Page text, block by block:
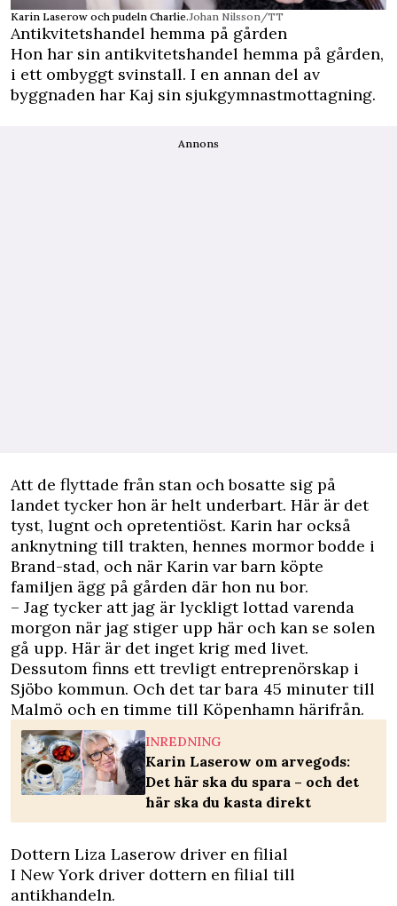
Karin Laserow och pudeln Charlie.Johan Nilsson/TT
Antikvitetshandel hemma på gården
Hon har sin antikvitetshandel hemma på gården,
i ett ombyggt svinstall. I en annan del av
byggnaden har Kaj sin sjukgymnastmottagning.
Annons
Att de flyttade från stan och bosatte sig på
landet tycker hon är helt underbart. Här är det
tyst, lugnt och opretentiöst. Karin har också
anknytning till trakten, hennes mormor bodde i
Brand-stad, och när Karin var barn köpte
familjen ägg på gården där hon nu bor.
– Jag tycker att jag är lyckligt lottad varenda
morgon när jag stiger upp här och kan se solen
gå upp. Här är det inget krig med livet.
Dessutom finns ett trevligt entreprenörskap i
Sjöbo kommun. Och det tar bara 45 minuter till
Malmö och en timme till Köpenhamn härifrån.
INREDNING
Karin Laserow om arvegods:
Det här ska du spara – och det
här ska du kasta direkt
Dottern Liza Laserow driver en filial
I New York driver dottern en filial till
antikhandeln.